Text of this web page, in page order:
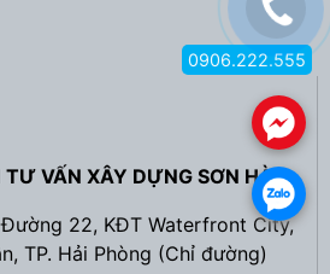
VẤN XÂY DỰNG SƠN HÀ
22, KĐT Waterfront City,
TP. Hải Phòng (Chỉ đường)
.
.
0906.222.555